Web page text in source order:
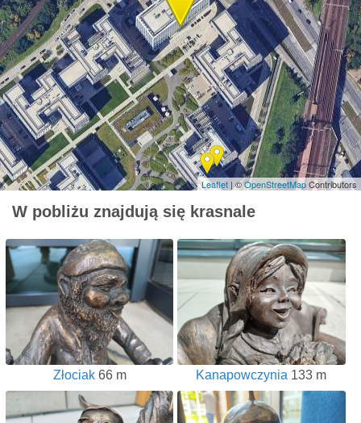
Leaflet | ©OpenStreetMapContributors
W pobliżu znajdują się krasnale
Złociak66 m Kanapowczynia 133 m